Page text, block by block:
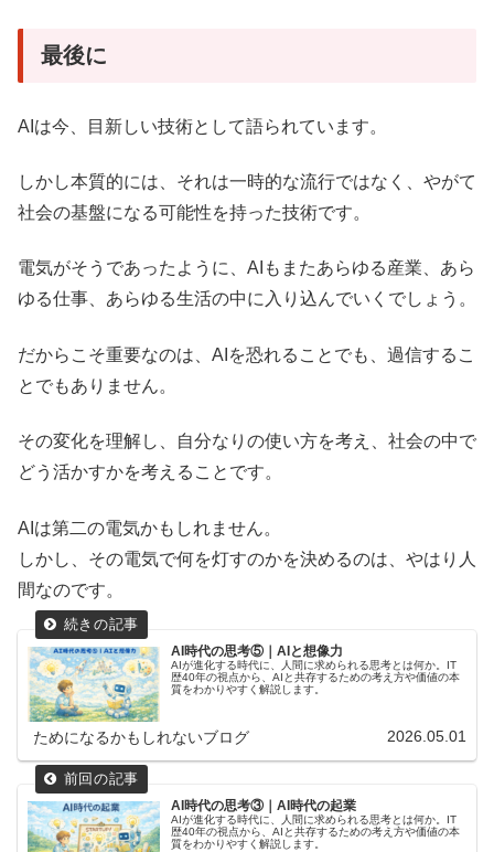
最後に
AIは今、目新しい技術として語られています。
しかし本質的には、それは一時的な流行ではなく、やがて
社会の基盤になる可能性を持った技術です。
電気がそうであったように、AIもまたあらゆる産業、あら
ゆる仕事、あらゆる生活の中に入り込んでいくでしょう。
だからこそ重要なのは、AIを恐れることでも、過信するこ
とでもありません。
その変化を理解し、自分なりの使い方を考え、社会の中で
どう活かすかを考えることです。
AIは第二の電気かもしれません。
しかし、その電気で何を灯すのかを決めるのは、やはり人
間なのです。
AI時代の思考⑤｜AIと想像力
AIが進化する時代に、人間に求められる思考とは何か。IT
歴40年の視点から、AIと共存するための考え方や価値の本
質をわかりやすく解説します。
ためになるかもしれないブログ 2026.05.01
AI時代の思考③｜AI時代の起業
AIが進化する時代に、人間に求められる思考とは何か。IT
歴40年の視点から、AIと共存するための考え方や価値の本
質をわかりやすく解説します。